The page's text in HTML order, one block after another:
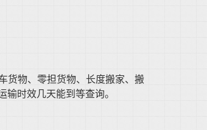
货物、零担货物、长度搬家、搬
时效几天能到等查询。